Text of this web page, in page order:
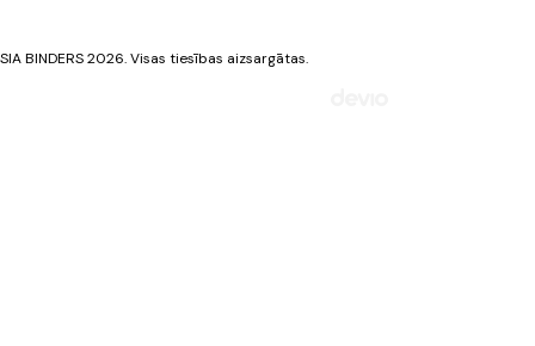
SIA BINDERS 2026. Visas tiesības aizsargātas.